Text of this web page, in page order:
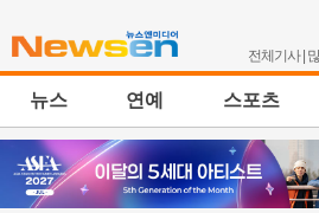
전체기사|
뉴스 연예 스포츠